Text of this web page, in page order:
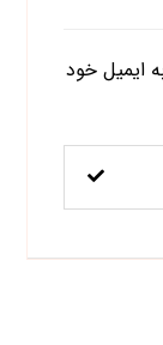
ایمیل خود